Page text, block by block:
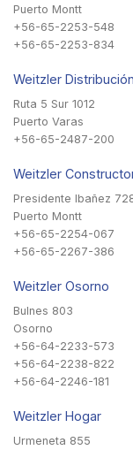
Puerto Montt
+56-65-2253-548
+56-65-2253-834
Weitzler Distribución
Ruta 5 Sur 1012
Puerto Varas
+56-65-2487-200
Weitzler
Presidente Ibañez
Puerto Montt
+56-65-2254-067
+56-65-2267-386
Weitzler Osorno
Bulnes 803
Osorno
+56-64-2233-573
+56-64-2238-822
+56-64-2246-181
Weitzler Hogar
Urmeneta 855